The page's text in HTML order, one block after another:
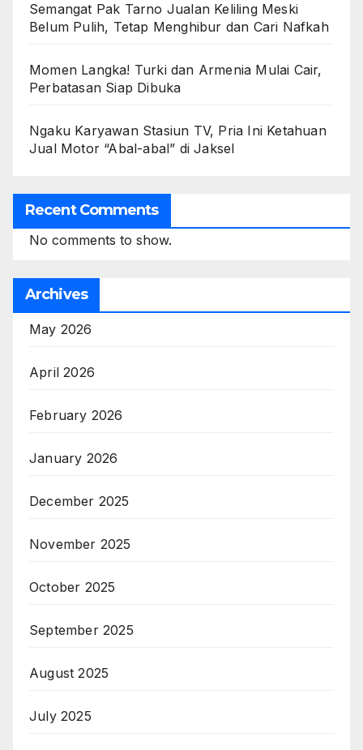
Semangat Pak Tarno Jualan Keliling Meski
Belum Pulih, Tetap Menghibur dan Cari Nafkah
Momen Langka! Turki dan Armenia Mulai Cair,
Perbatasan Siap Dibuka
Ngaku Karyawan Stasiun TV, Pria Ini Ketahuan
Jual Motor “Abal-abal” di Jaksel
Recent Comments
No comments to show.
Archives
May 2026
April 2026
February 2026
January 2026
December 2025
November 2025
October 2025
September 2025
August 2025
July 2025